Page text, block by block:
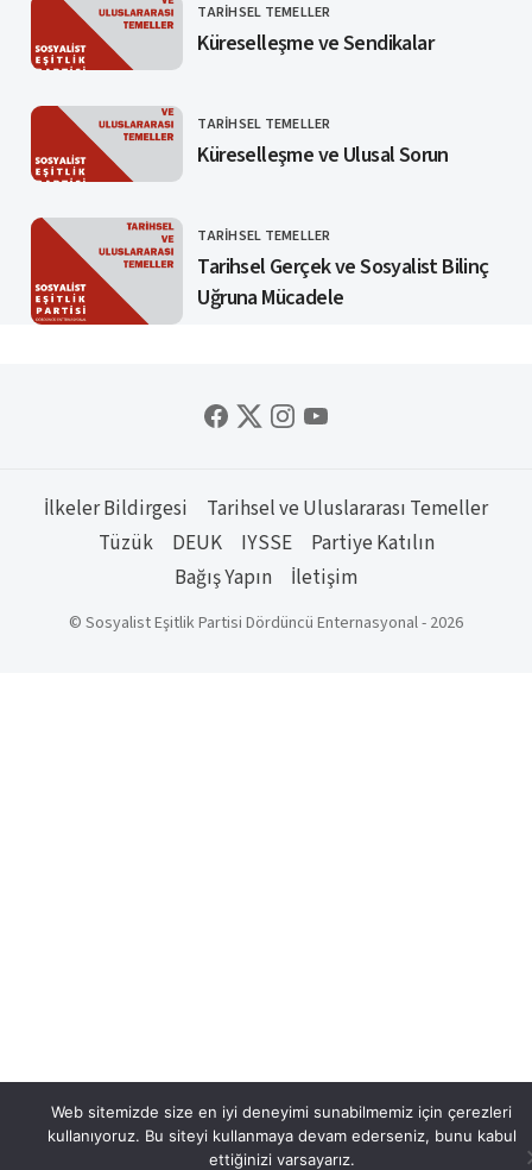
KATEGORI
TARIHSEL TEMELLER
Küreselleşme ve Sendikalar
KATEGORI
TARIHSEL TEMELLER
Küreselleşme ve Ulusal Sorun
KATEGORI
TARIHSEL TEMELLER
Tarihsel Gerçek ve Sosyalist Bilinç
Uğruna Mücadele
İlkeler Bildirgesi
Tarihsel ve Uluslararası Temeller
Tüzük
DEUK IYSSE
Partiye Katılın
Bağış Yapın
İletişim
© Sosyalist Eşitlik Partisi Dördüncü Enternasyonal - 2026
Web sitemizde size en iyi deneyimi sunabilmemiz için çerezleri
kullanıyoruz. Bu siteyi kullanmaya devam ederseniz, bunu kabul
ettiğinizi varsayarız.